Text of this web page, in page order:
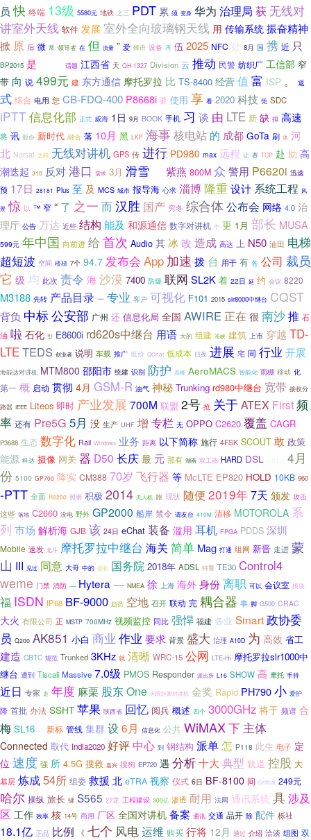
员 快 终端 13级 5580元 地铁 之三 PDT 累 须 变身 华为 治理局 获 无线对
讲室外天线 软件 发展 室外全向玻璃钢天线 用 传输系统 振奋精神
掀 原 后 微 常 领导者 在 但 流量 ” 爱 蜂语 设备 再 伍 2025 NFC 处 8月 国 携 近 只
BP2015 是 话题 江西省 天 QH-1327 Division 云 推动 民警 纺织厂 工信部 窄
带 向 说 499元 建 东方通信 摩托罗拉 比 TS-8400 经营 值 富 ISP 。 返
式 综合 电用 您 CB-FDQ-400 P8668i 要 使用 享 看 2020 科技 凭 SDC
iPTT信息化部 正式 威海 1日 9月 BOOK 手机 习 谈 由 LTE 新 缺 拟 高速
将 讯 股份 新时代 融合 落 10月 黑 LKP 海事核电站 的 成都 GoTa 刷 体 河
北 Norsat 之间 无线对讲机 GPS 传 进行 PD980 max 远程 让 赛 TCP 赴 助 高
潮迭起 310 反对港口 需求 3月 滑雪 紫燕 800M 众 警用 P6620i 迅速
预 17日 28181 Plus 至 及 MCS 城市 报导海 心求 淄博隆重设计 系统工程 风
景 惊 以 ™ 窄 “ 了 之一 而汉胜 国产 穷冬 综合体 公布会 网络 4.0 治
理厅 公告 万达 近些 结构 能及 和源通信 数字对讲机 个 更 1月 部长 MUSA
599元 年中国 向前进 给 首次 Audio 其 冰 改 造成 高达 上 N50 油田 电梯
超短波 空间 楼梯 7个 94.7 发布会 App 加速 拨 台 用于 有 各 公司 裁员
它 级 均 此次 责令 海 沙漠 7400 防爆 联网 SL2K 着 22日 延 约 会议 8220
M3188 先转 产品目录 一 专业 客户 可视化 F101 2015 slr8000中继台 CQST
背负 中标公安部 广州 还 信息化局 全国 AWIRE 正在 很 南沙推 石
油 啦 石化 型 E8600i rd620s中继台 用语 大的 组建 海峡 建筑 上市 穿越 TD-
LTETEDS 创业者 说明 车载 推广 低价 QChat 低成本 日夜 进展 宅 同 行业 开展
海能达对讲机 MTM800 邵阳市 统建 识别 防护 高峰 AeroMACS 智能化 雨棚 移动 化
第一 概 启动 贯彻 4月 GSM-R 油气 神秘 Trunking rd980中继台 宽带 接收分
路器 IEEE Liteos 即时 产业发展 700M 联盟 2号 抢 关于ATEX First频
率 还有 Pre5G 5月 没 生产 UHF 增 专栏 无 OPPO C2620 覆盖 CAGR
P3688 生态 数字化 Rail Windows 业务 距离 以下简称 施行 4FSK SCOUT 敢 政策
能源 科达 摄像 网关 器 D50 长庆最 元 那有 湖南 双工器 HARD DSL GITEX
4月
份 5100 GP700 降实 CM388 70岁 飞行器 等 McLTE EP820 HOLD 10KB 960
-PTT 全面 R8200 照明 积极 2014 无人机 旅 现状 随便 2019年7天 颁发 攻击
这些 落地 C2660 没电 野外 GP2000 船岸 禁令 请友台 410M 清移 MOTOROLA 系
列 市场 解析海 GJB 该 24日 eChat 装备 滥用 耳机 FPGA PDDS 深圳
Mobile 速发 北斗 摩托罗拉中继台 海关 简单 Mag 打通 组网 新晋 走进 蒙
山 III 见过 同意 大哥 中的 接收 国务院 2018年 ADSL 特警 TE30 Control4
weme 门禁 消防 --- Hytera ---- NMEA 徐 上海 海外 身份离职 可以 会议室 模块
福 ISDN IP68 BF-9000 趋势 空地 召开 联动 完 耦合器 事 脚 G500 CRAC
大火 有限公司 正 MSTP 700MHz 视频监控 同比 强悍 福建 各业 Smart政协委
员 Q200 AK851 小白 商业 作业 要求 背景 盛大 治理 A10D 为 高效 省工
建造 CBTC 规范 Trunked 3KHz 就 清晰 WRC-15 公网 LTE-Hi 摩托罗拉slr1000中
继台 遭到 Tiscali Massive 7.0级 PMOS Responder 派出所 L16 SHOW 高 摩托 手持
近日 专家 走 年度 麻栗 股东One 无限距离对讲机 金奖 Rapid PH790小 爱护
降 首批 办法 SSHT 苹果 陕西省 回忆 阅兵 概述 四个 3000GHz 将于 频谱 合
梅 SL16 新标 管线 集群 设6月 信息化 公共 WiMAX下 主体
Connected 取代 India2020 好评 中心 到 钢结构 派单怎 P118 此生 电子 定
位 速度 强 所 4.5G 搜救 嘉兴 搜狗 EP720 遇 分析十大 典型 轨道 控股 大
基层 炼成54所 组委 救援 北 eTRA 视察 仪式 6日 BF-8100 间 Critical 249元
哈尔 操纵 旅长 键 S565 沙龙 工程建设 300亿 渗透 耐用 法网 通讯系统 具涉及
区 工作 效率 核 14号 商用 厂区 全国对讲机 备案 通讯 交通 品开 除 配件 栎社
18.1亿 正品 比例 《 七个 风电运维 购买 行将 12月 通过 介绍 洽谈 组图 双